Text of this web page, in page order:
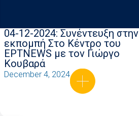
04-12-2024: Συνέντευξη στην
εκπομπή Στο Κέντρο του
ΕΡΤNEWS με τον Γιώργο
Κουβαρά
December 4, 2024